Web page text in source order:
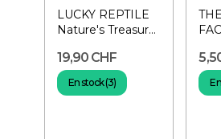
LUCKY REPTILE
Nature's Treasure-
naturelle...
19,90 CHF
En stock (3)